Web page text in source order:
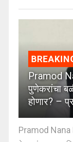
Pramod
पुणेकरांचा
होणार? –
Pramod Nana